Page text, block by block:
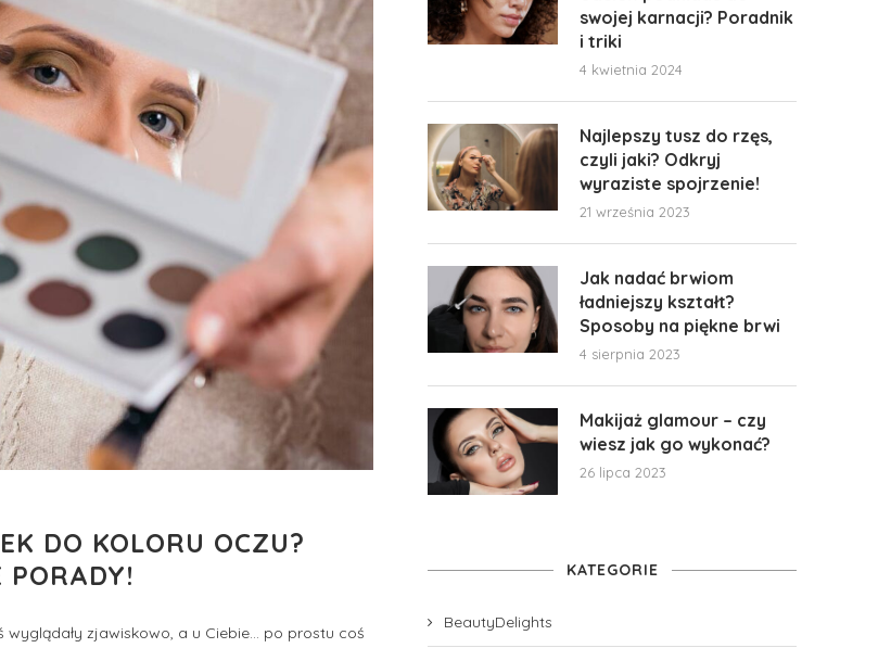
DO KOLORU OCZU?
PORADY!
wyglądały zjawiskowo, a u Ciebie… po prostu coś
swojej karnacji? Poradnik
i triki
4 kwietnia 2024
Najlepszy tusz do rzęs,
czyli jaki? Odkryj
wyraziste spojrzenie!
21 września 2023
Jak nadać brwiom
ładniejszy kształt?
Sposoby na piękne brwi
4 sierpnia 2023
Makijaż glamour – czy
wiesz jak go wykonać?
26 lipca 2023
KATEGORIE
BeautyDelights